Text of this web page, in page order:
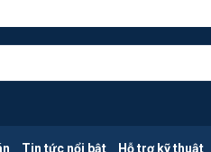
Tin tức nổi bật Hỗ trợ kỹ thuật